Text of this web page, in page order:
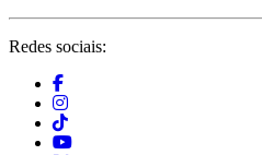
Redes sociais: